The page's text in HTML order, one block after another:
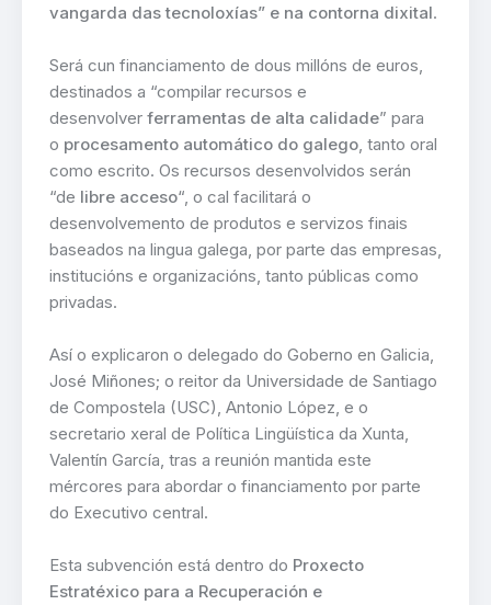
vangarda das tecnoloxías” e na contorna dixital.
Será cun financiamento de dous millóns de euros,
destinados a “compilar recursos e
desenvolver ferramentas de alta calidade” para
o procesamento automático do galego , tanto oral
como escrito. Os recursos desenvolvidos serán
“de libre acceso“, o cal facilitará o
desenvolvemento de produtos e servizos finais
baseados na lingua galega, por parte das empresas,
institucións e organizacións, tanto públicas como
privadas.
Así o explicaron o delegado do Goberno en Galicia,
José Miñones; o reitor da Universidade de Santiago
de Compostela (USC), Antonio López, e o
secretario xeral de Política Lingüística da Xunta,
Valentín García, tras a reunión mantida este
mércores para abordar o financiamento por parte
do Executivo central.
Esta subvención está dentro do Proxecto
Estratéxico para a Recuperación e